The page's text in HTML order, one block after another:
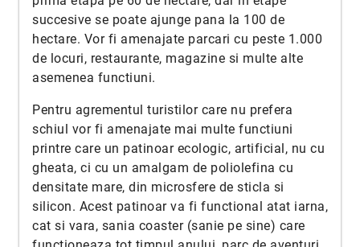
succesive se poate ajunge pana la 100 de
hectare. Vor fi amenajate parcari cu peste 1.000
de locuri, restaurante, magazine si multe alte
asemenea functiuni.
Pentru agrementul turistilor care nu prefera
schiul vor fi amenajate mai multe functiuni
printre care un patinoar ecologic, artificial, nu cu
gheata, ci cu un amalgam de poliolefina cu
densitate mare, din microsfere de sticla si
silicon. Acest patinoar va fi functional atat iarna,
cat si vara, sania coaster (sanie pe sine) care